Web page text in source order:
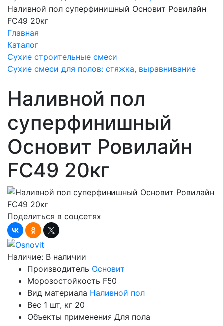
Наливной пол суперфинишный Основит Ровилайн
FC49 20кг
Главная
Каталог
Сухие строительные смеси
Сухие смеси для полов: стяжка, выравнивание
Наливной пол
суперфинишный
Основит Ровилайн
FC49 20кг
Поделиться в соцсетях
Наличие: В наличии
Производитель Основит
Морозостойкость F50
Вид материала Наливной пол
Вес 1 шт, кг 20
Объекты применения Для пола